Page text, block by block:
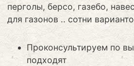
перголы, берсо, газебо,
для газонов .. сотни
Проконсультируем по
подходят